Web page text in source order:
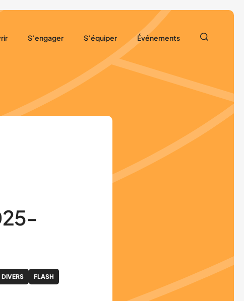
S’engager
Documents à télécharger
Devenir bénévole
Devenir partenaire
S’équiper
Nos ressources
Prêt de matériel
Événements
Agenda
Classes sportives
DIVERS FLASH